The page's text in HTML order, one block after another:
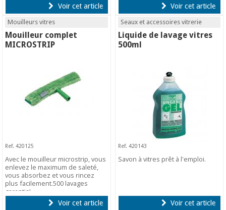
Voir cet article Voir cet article
Mouilleurs vitres
Mouilleur complet
MICROSTRIP
Ref. 420125
Avec le mouilleur microstrip, vous
enlevez le maximum de saleté,
vous absorbez et vous rincez
plus facilement.500 lavages
garantis!
Voir cet article
Seaux et accessoires vitrerie
Liquide de lavage vitres
500ml
Ref. 420143
Savon à vitres prêt à l'emploi.
Voir cet article